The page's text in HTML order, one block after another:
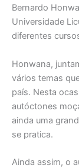
Bernardo
Universidade
diferentes
Honwana,
vários temas
país. Nesta
autóctones
ainda uma
se pratica.
Ainda assim, o